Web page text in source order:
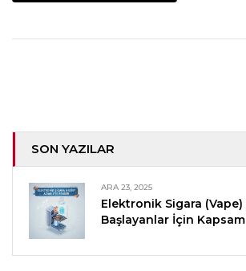
SON YAZILAR
ARA 23, 2025
Elektronik Sigara (Vape)
Başlayanlar İçin